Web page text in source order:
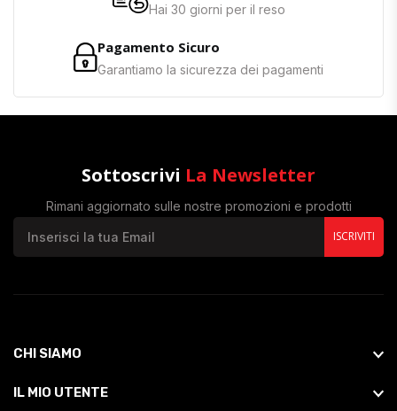
Hai 30 giorni per il reso
Pagamento Sicuro
Garantiamo la sicurezza dei pagamenti
Sottoscrivi La Newsletter
Rimani aggiornato sulle nostre promozioni e prodotti
ISCRIVITI
CHI SIAMO
IL MIO UTENTE